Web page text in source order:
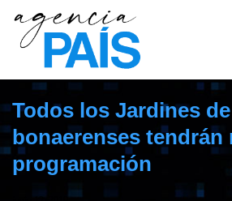
Todos los Jardines
bonaerenses tendrán
programación